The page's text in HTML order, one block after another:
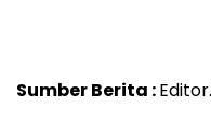
Sumber Berita :